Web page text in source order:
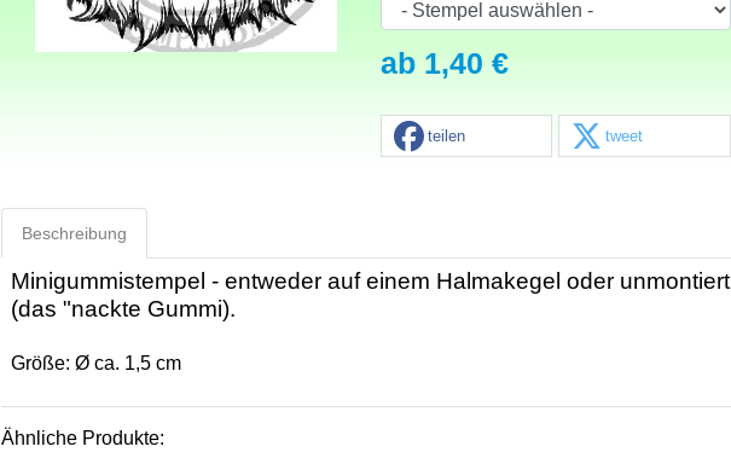
ab 1,40 €
teilen tweet
Beschreibung
Minigummistempel - entweder auf einem Halmakegel oder unmontiert
(das "nackte Gummi).
Größe: Ø ca. 1,5 cm
Ähnliche Produkte: